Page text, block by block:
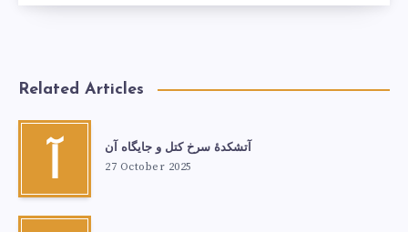
Related Articles
آ آتشكدهٔ سرخ‌ کتل و جایگاه آن
27 October 2025